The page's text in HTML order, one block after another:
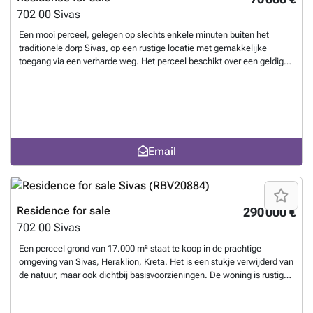
702 00 Sivas
Een mooi perceel, gelegen op slechts enkele minuten buiten het
traditionele dorp Sivas, op een rustige locatie met gemakkelijke
toegang via een verharde weg. Het perceel beschikt over een geldige
reeds is geregeld. De bouwvergunning omvat tevens de mogelijkheid
om een ​​privézwembad te bouwen, waardoor het perceel ideaal is om
te ontspannen en te genieten van de natuur. De grote tuin biedt
volledige privacy en rust, ideaal voor het bewerken of creëren van een
buitenruimte met karakter. Het populaire strand van Kommos en het
centrum van Sivas liggen vlakbij, waar u kunt genieten van traditionele
mogelijkheden voor een privéwoning of toeristische investering.
to know more?
Email
290 000 €
Residence for sale
702 00 Sivas
Een perceel grond van 17.000 m² staat te koop in de prachtige
omgeving van Sivas, Heraklion, Kreta. Het is een stukje verwijderd van
de natuur, maar ook dichtbij basisvoorzieningen. De woning is rustig